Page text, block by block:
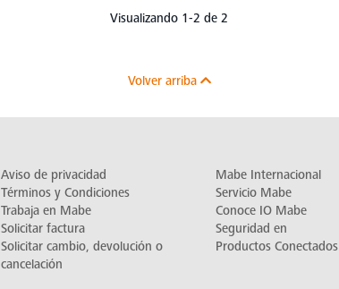
Visualizando 1-2 de 2
Volver arriba
Aviso de privacidad
Términos y Condiciones
Trabaja en Mabe
Solicitar factura
Solicitar cambio, devolución o
cancelación
Mabe Internacional
Servicio Mabe
Conoce IO Mabe
Seguridad en
Productos Conectados